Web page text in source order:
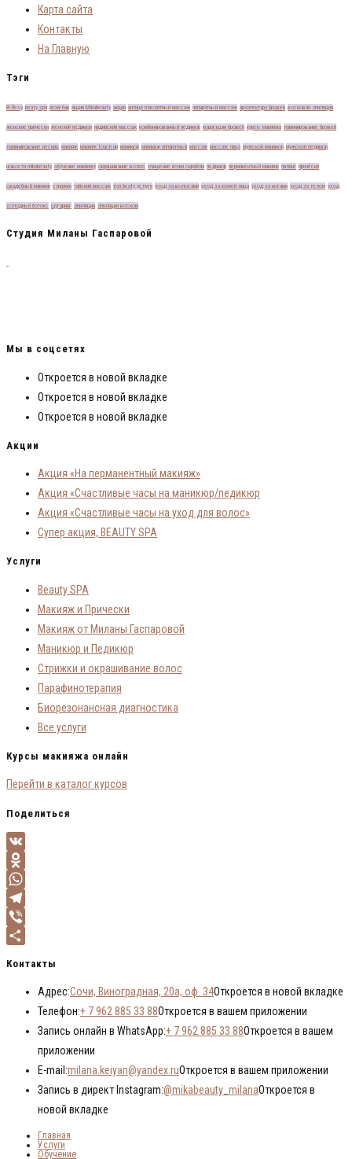
Карта сайта
Контакты
На Главную
Тэги
B-flexу beaty spa brow-бар акции Mikabeauty акция антицеллюлитный массаж аппаратный массаж архитектура бровей восковая эпиляция
женские прически женский педикюр индийский массаж комбинированный педикюр коррекция бровей курсы макияжа ламинирование бровей
ламинирование ресниц макияж макияж touch up маникюр маникюр аппаратный массаж массаж лица мужской маникюр мужской педикюр
новости mikabeauty обучение макияжу окрашивание волос очищение кожи скрабом педикюр перманентный макияж пилинг причёски
свадебный макияж стрижки тайский массаж топ beaty услуги уход за волосами уход за кожей лица уход за ногами уход за телом уход
холодный ботокс шугаринг эпиляция эпиляция воском
Студия Миланы Гаспаровой
Мы в соцсетях
Откроется в новой вкладке
Откроется в новой вкладке
Откроется в новой вкладке
Акции
Акция «На перманентный макияж»
Акция «Счастливые часы на маникюр/педикюр
Акция «Счастливые часы на уход для волос»
Супер акция, BEAUTY SPA
Услуги
Beauty SPA
Макияж и Прически
Макияж от Миланы Гаспаровой
Маникюр и Педикюр
Стрижки и окрашивание волос
Парафинотерапия
Биорезонансная диагностика
Все услуги
Курсы макияжа онлайн
Перейти в каталог курсов
Поделиться
VK
Odnoklassniki
WhatsApp
Telegram
Viber
Контакты
Адрес:Сочи, Виноградная, 20а, оф. 34Откроется в новой вкладке
Телефон:+ 7 962 885 33 88Откроется в вашем приложении
Запись онлайн в WhatsApp:+ 7 962 885 33 88Откроется в вашем
приложении
E-mail:milana.keiyan@yandex.ruОткроется в вашем приложении
Запись в директ Instagram:@mikabeauty_milanaОткроется в
новой вкладке
Главная
Услуги
Обучение